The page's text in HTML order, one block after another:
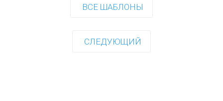
ВСЕ ШАБЛОНЫ
СЛЕДУЮЩИЙ